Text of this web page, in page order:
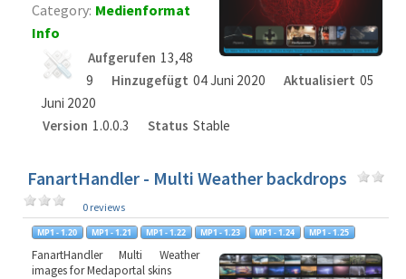
Category: Medienformat
Info
Aufgerufen 13,48
9
Hinzugefügt 04 Juni 2020 Aktualisiert 05
Juni 2020
Version 1.0.0.3 Status Stable
FanartHandler - Multi Weather backdrops
0 reviews
FanartHandler Multi Weather
images for Medaportal skins